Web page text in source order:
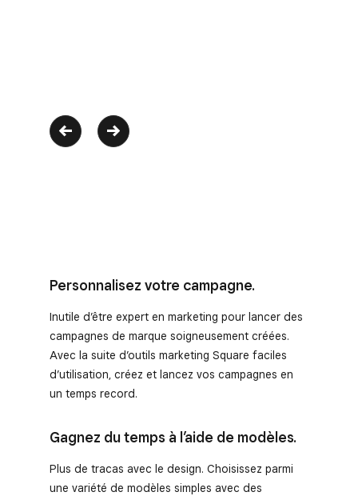
Personnalisez votre campagne.
Inutile d’être expert en marketing pour lancer des
campagnes de marque soigneusement créées.
Avec la suite d’outils marketing Square faciles
d’utilisation, créez et lancez vos campagnes en
un temps record.
Gagnez du temps à l’aide de modèles.
Plus de tracas avec le design. Choisissez parmi
une variété de modèles simples avec des